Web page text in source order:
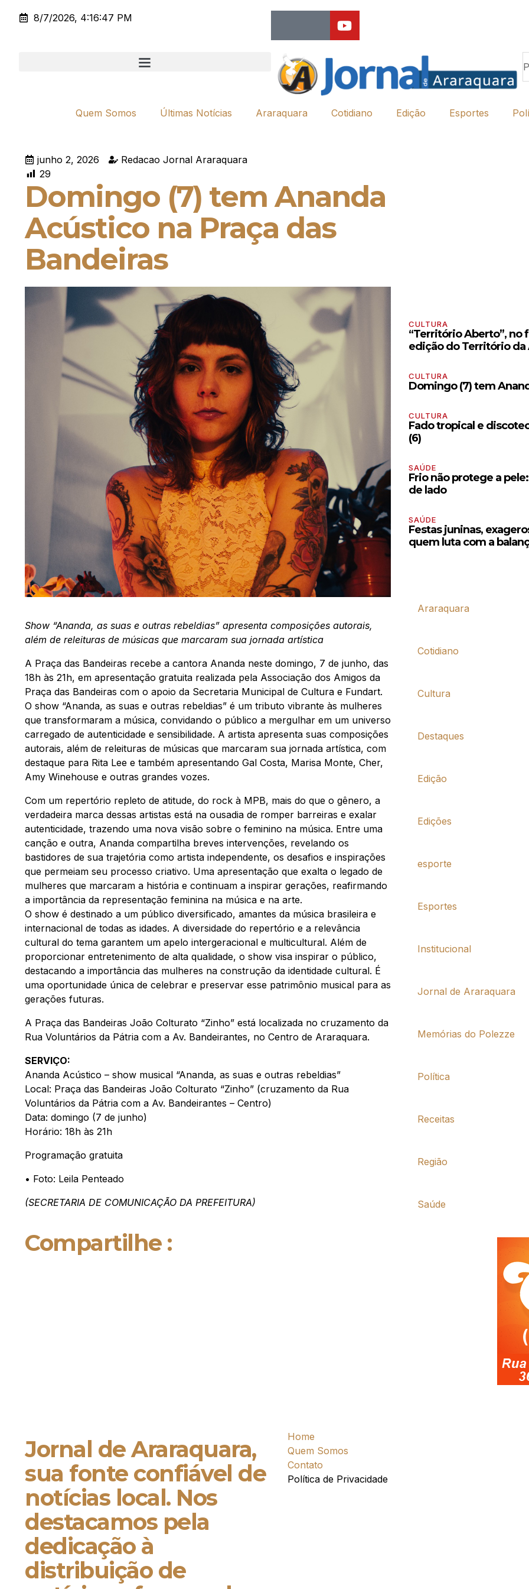
8/7/2026, 4:16:47 PM
Quem Somos Últimas Notícias Araraquara Cotidiano Edição Esportes
junho 2, 2026
Redacao Jornal Araraquara
29
Domingo (7) tem Ananda
Acústico na Praça das
Bandeiras
Show “Ananda, as suas e outras rebeldias” apresenta composições autorais,
além de releituras de músicas que marcaram sua jornada artística
A Praça das Bandeiras recebe a cantora Ananda neste domingo, 7 de junho, das
18h às 21h, em apresentação gratuita realizada pela Associação dos Amigos da
Praça das Bandeiras com o apoio da Secretaria Municipal de Cultura e Fundart.
O show “Ananda, as suas e outras rebeldias” é um tributo vibrante às mulheres
que transformaram a música, convidando o público a mergulhar em um universo
carregado de autenticidade e sensibilidade. A artista apresenta suas composições
autorais, além de releituras de músicas que marcaram sua jornada artística, com
destaque para Rita Lee e também apresentando Gal Costa, Marisa Monte, Cher,
Amy Winehouse e outras grandes vozes.
Com um repertório repleto de atitude, do rock à MPB, mais do que o gênero, a
verdadeira marca dessas artistas está na ousadia de romper barreiras e exalar
autenticidade, trazendo uma nova visão sobre o feminino na música. Entre uma
canção e outra, Ananda compartilha breves intervenções, revelando os
bastidores de sua trajetória como artista independente, os desafios e inspirações
que permeiam seu processo criativo. Uma apresentação que exalta o legado de
mulheres que marcaram a história e continuam a inspirar gerações, reafirmando
a importância da representação feminina na música e na arte.
O show é destinado a um público diversificado, amantes da música brasileira e
internacional de todas as idades. A diversidade do repertório e a relevância
cultural do tema garantem um apelo intergeracional e multicultural. Além de
proporcionar entretenimento de alta qualidade, o show visa inspirar o público,
destacando a importância das mulheres na construção da identidade cultural. É
uma oportunidade única de celebrar e preservar esse patrimônio musical para as
gerações futuras.
A Praça das Bandeiras João Colturato “Zinho” está localizada no cruzamento da
Rua Voluntários da Pátria com a Av. Bandeirantes, no Centro de Araraquara.
SERVIÇO:
Ananda Acústico – show musical “Ananda, as suas e outras rebeldias”
Local: Praça das Bandeiras João Colturato “Zinho” (cruzamento da Rua
Voluntários da Pátria com a Av. Bandeirantes – Centro)
Data: domingo (7 de junho)
Horário: 18h às 21h
Programação gratuita
• Foto: Leila Penteado
(SECRETARIA DE COMUNICAÇÃO DA PREFEITURA)
Compartilhe :
CULTURA
“Território Aberto”, no
edição do Território da
CULTURA
Domingo (7) tem
CULTURA
Fado tropical e
(6)
SAÚDE
Frio não protege a
de lado
SAÚDE
Festas juninas,
quem luta com a
Araraquara
Cotidiano
Cultura
Destaques
Edição
Edições
esporte
Esportes
Institucional
Jornal de Araraquara
Memórias do Polezze
Política
Receitas
Região
Saúde
Jornal de Araraquara,
sua fonte confiável de
notícias local. Nos
destacamos pela
dedicação à
distribuição de
Home
Quem Somos
Contato
Política de Privacidade